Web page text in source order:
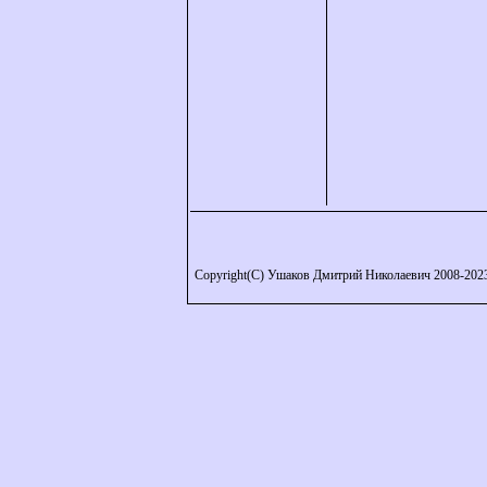
Copyright(C) Ушаков Дмитрий Николаевич 2008-